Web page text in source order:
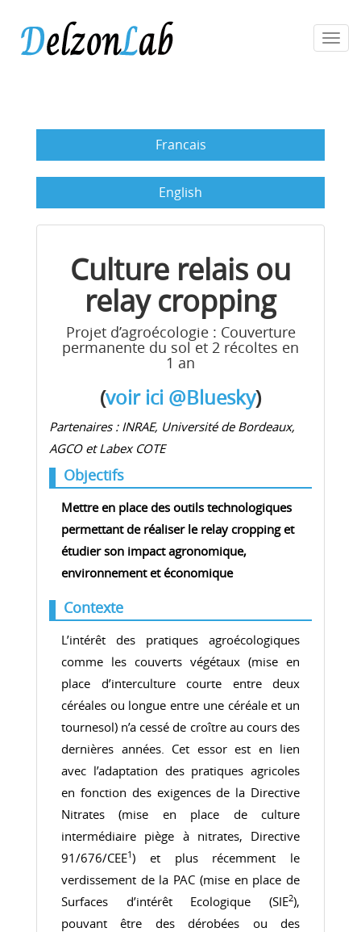
Francais
English
Culture relais ou
relay cropping
Projet d’agroécologie : Couverture
permanente du sol et 2 récoltes en
1 an
(voir ici @Bluesky)
Partenaires : INRAE, Université de Bordeaux,
AGCO et Labex COTE
Objectifs
Mettre en place des outils technologiques
permettant de réaliser le relay cropping et
étudier son impact agronomique,
environnement et économique
Contexte
L’intérêt des pratiques agroécologiques
comme les couverts végétaux (mise en
place d’interculture courte entre deux
céréales ou longue entre une céréale et un
tournesol) n’a cessé de croître au cours des
dernières années. Cet essor est en lien
avec l’adaptation des pratiques agricoles
en fonction des exigences de la Directive
Nitrates (mise en place de culture
intermédiaire piège à nitrates, Directive
91/676/CEE1) et plus récemment le
verdissement de la PAC (mise en place de
Surfaces d’intérêt Ecologique (SIE2),
pouvant être des dérobées ou des